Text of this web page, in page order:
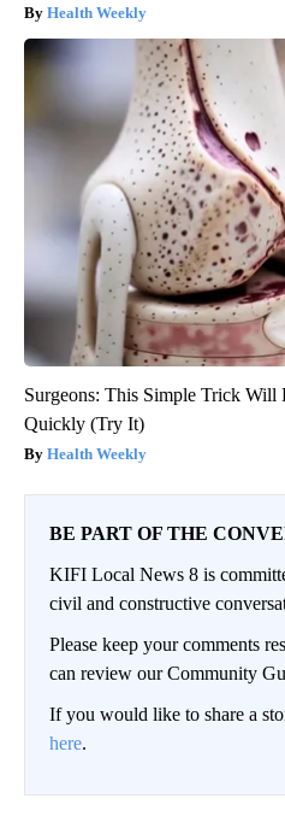
Health Weekly
Surgeons: This Simple Trick
Quickly (Try It)
Health Weekly
BE PART OF THE
KIFI Local News 8 is
civil and constructive
Please keep your comments
can review our Community
If you would like to share a
here.